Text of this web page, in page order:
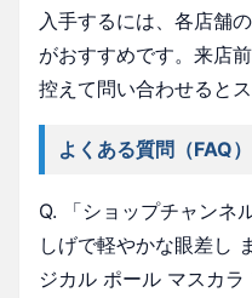
入手するには、各店舗
がおすすめです。来店
控えて問い合わせるとス
よくある質問（FAQ）
Q. 「ショップチャン
しげで軽やかな眼差し
ジカル ポール マスカ